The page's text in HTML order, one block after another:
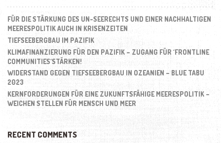
FÜR DIE STÄRKUNG DES UN-SEERECHTS UND EINER NACHHALTIGEN
MEERESPOLITIK AUCH IN KRISENZEITEN
TIEFSEEBERGBAU IM PAZIFIK
KLIMAFINANZIERUNG FÜR DEN PAZIFIK – ZUGANG FÜR ´FRONTLINE
COMMUNITIES´STÄRKEN!
WIDERSTAND GEGEN TIEFSEEBERGBAU IN OZEANIEN – BLUE TABU
2023
KERNFORDERUNGEN FÜR EINE ZUKUNFTSFÄHIGE MEERESPOLITIK –
WEICHEN STELLEN FÜR MENSCH UND MEER
RECENT COMMENTS